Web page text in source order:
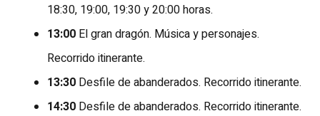
18:30, 19:00, 19:30 y 20:00 horas.
13:00 El gran dragón. Música y personajes.
Recorrido itinerante.
13:30 Desfile de abanderados. Recorrido itinerante.
14:30 Desfile de abanderados. Recorrido itinerante.